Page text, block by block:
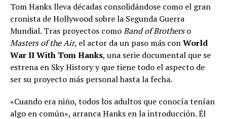
Tom Hanks lleva décadas consolidándose como el gran
cronista de Hollywood sobre la Segunda Guerra
Mundial. Tras proyectos comoBand of Brotherso
Masters of the Air, el actor da un paso más conWorld
War II With Tom Hanks, una serie documental que se
estrena en Sky History y que tiene todo el aspecto de
ser su proyecto más personal hasta la fecha.
«Cuando era niño, todos los adultos que conocía tenían
algo en común», arranca Hanks en la introducción. Él